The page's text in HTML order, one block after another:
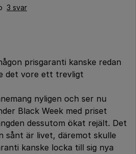
3 svar
prisgaranti kanske redan
det vore ett trevligt
nyligen och ser nu
Black Week med priset
dessutom ökat rejält. Det
sånt är livet, däremot skulle
kanske locka till sig nya